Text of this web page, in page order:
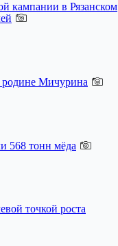
кампании в Рязанском
родине Мичурина
568 тонн мёда
точкой роста